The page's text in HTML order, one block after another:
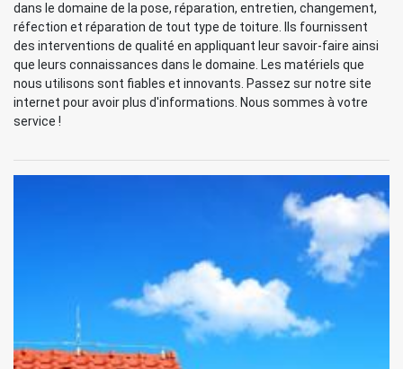
dans le domaine de la pose, réparation, entretien, changement,
réfection et réparation de tout type de toiture. Ils fournissent
des interventions de qualité en appliquant leur savoir-faire ainsi
que leurs connaissances dans le domaine. Les matériels que
nous utilisons sont fiables et innovants. Passez sur notre site
internet pour avoir plus d'informations. Nous sommes à votre
service !